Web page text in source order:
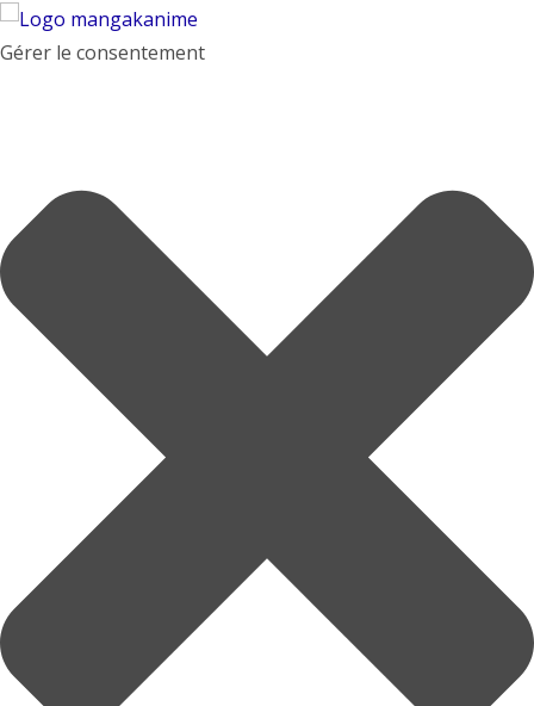
Gérer le consentement